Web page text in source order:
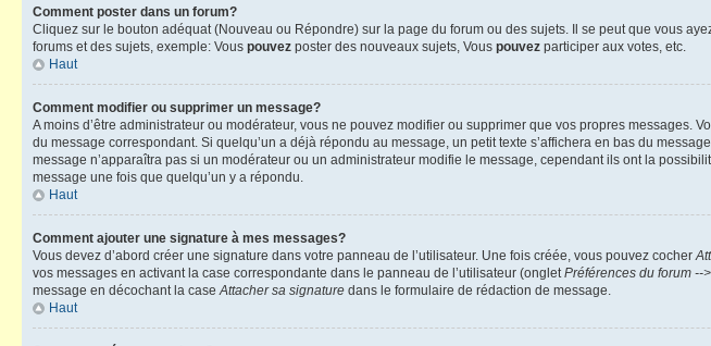
Comment poster dans un forum?
Cliquez sur le bouton adéquat (Nouveau ou Répondre) sur la page du forum ou des sujets. Il se peut que vous
forums et des sujets, exemple: Vous pouvez poster des nouveaux sujets, Vous pouvez participer aux votes, etc.
Haut
Comment modifier ou supprimer un message?
A moins d’être administrateur ou modérateur, vous ne pouvez modifier ou supprimer que vos propres
du message correspondant. Si quelqu’un a déjà répondu au message, un petit texte s’affichera en bas du
message n’apparaîtra pas si un modérateur ou un administrateur modifie le message, cependant ils ont la
message une fois que quelqu’un y a répondu.
Haut
Comment ajouter une signature à mes messages?
Vous devez d’abord créer une signature dans votre panneau de l’utilisateur. Une fois créée, vous pouvez cocher
vos messages en activant la case correspondante dans le panneau de l’utilisateur (ongletPréférences du forum --
message en décochant la caseAttacher sa signature dans le formulaire de rédaction de message.
Haut